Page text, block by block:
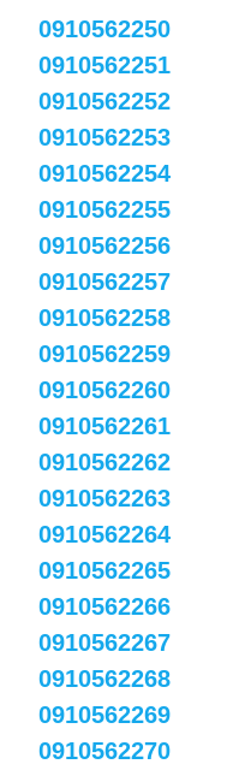
0910562250
0910562251
0910562252
0910562253
0910562254
0910562255
0910562256
0910562257
0910562258
0910562259
0910562260
0910562261
0910562262
0910562263
0910562264
0910562265
0910562266
0910562267
0910562268
0910562269
0910562270